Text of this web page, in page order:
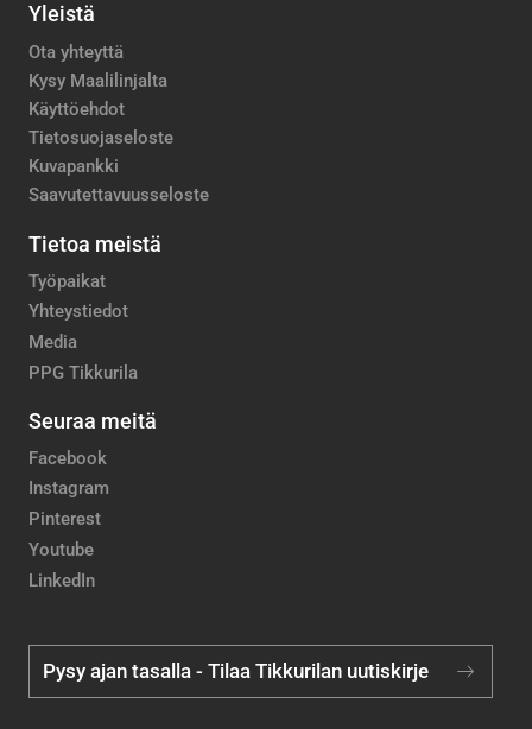
Yleistä
Ota yhteyttä
Kysy Maalilinjalta
Käyttöehdot
Tietosuojaseloste
Kuvapankki
Saavutettavuusseloste
Tietoa meistä
Työpaikat
Yhteystiedot
Media
PPG Tikkurila
Seuraa meitä
Facebook
Instagram
Pinterest
Youtube
LinkedIn
Pysy ajan tasalla - Tilaa Tikkurilan uutiskirje